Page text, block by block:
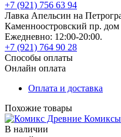
+7 (921) 756 63 94
Лавка Апельсин на
Каменноостровский пр.
Ежедневно: 12:00-20:00.
+7 (921) 764 90 28
Способы оплаты
Онлайн оплата
Оплата и доставка
Похожие товары
В наличии